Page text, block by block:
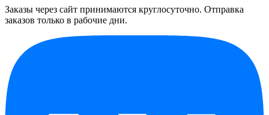
Заказы через сайт принимаются круглосуточно. Отправка
заказов только в рабочие дни.